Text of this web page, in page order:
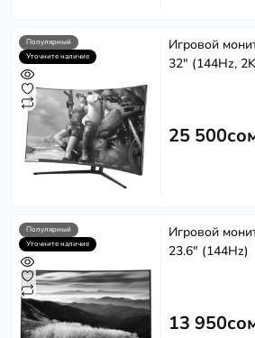
Популярный
Уточните наличие
Игровой
32" (144Hz,
25
Популярный
Уточните наличие
Игровой
23.6" (144Hz)
13